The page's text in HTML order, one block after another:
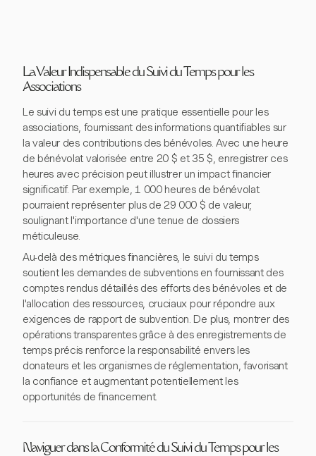
La Valeur Indispensable du Suivi du Temps pour les
Associations
Le suivi du temps est une pratique essentielle pour les
associations, fournissant des informations quantifiables sur
la valeur des contributions des bénévoles. Avec une heure
de bénévolat valorisée entre 20 $ et 35 $, enregistrer ces
heures avec précision peut illustrer un impact financier
significatif. Par exemple, 1 000 heures de bénévolat
pourraient représenter plus de 29 000 $ de valeur,
soulignant l'importance d'une tenue de dossiers
méticuleuse.
Au-delà des métriques financières, le suivi du temps
soutient les demandes de subventions en fournissant des
comptes rendus détaillés des efforts des bénévoles et de
l'allocation des ressources, cruciaux pour répondre aux
exigences de rapport de subvention. De plus, montrer des
opérations transparentes grâce à des enregistrements de
temps précis renforce la responsabilité envers les
donateurs et les organismes de réglementation, favorisant
la confiance et augmentant potentiellement les
opportunités de financement.
Naviguer dans la Conformité du Suivi du Temps pour les